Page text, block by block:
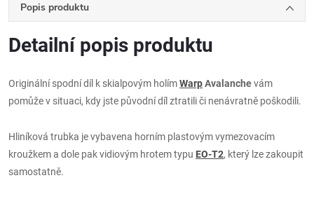
Popis produktu
Detailní popis produktu
Originální spodní díl k skialpovým holímWarpAvalanchevám
pomůže v situaci, kdy jste původní díl ztratili či nenávratně poškodili.
Hliníková trubka je vybavena horním plastovým vymezovacím
kroužkem a dole pak vidiovým hrotem typu EO-T2, který lze zakoupit
samostatně.